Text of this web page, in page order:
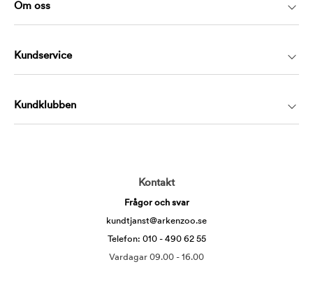
Om oss
Kundservice
Kundklubben
Kontakt
Frågor och svar
kundtjanst@arkenzoo.se
Telefon: 010 - 490 62 55
Vardagar 09.00 - 16.00